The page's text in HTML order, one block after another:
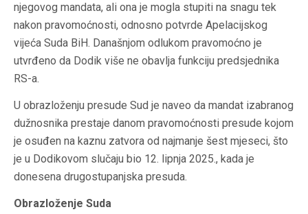
njegovog mandata, ali ona je mogla stupiti na snagu tek
nakon pravomoćnosti, odnosno potvrde Apelacijskog
vijeća Suda BiH. Današnjom odlukom pravomoćno je
utvrđeno da Dodik više ne obavlja funkciju predsjednika
RS-a.
U obrazloženju presude Sud je naveo da mandat izabranog
dužnosnika prestaje danom pravomoćnosti presude kojom
je osuđen na kaznu zatvora od najmanje šest mjeseci, što
je u Dodikovom slučaju bio 12. lipnja 2025., kada je
donesena drugostupanjska presuda.
Obrazloženje Suda